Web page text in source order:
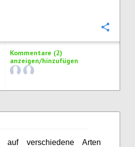
Kommentare (2)
anzeigen/hinzufügen
auf verschiedene Arten